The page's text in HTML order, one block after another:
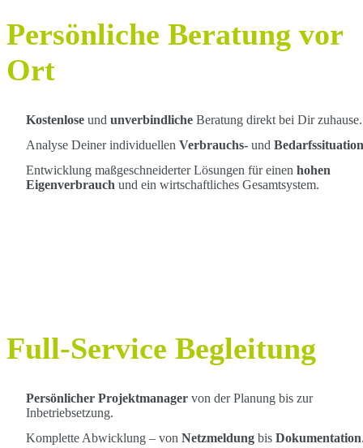
Persönliche Beratung vor
Ort
Kostenlose und unverbindliche Beratung direkt bei Dir zuhause.
Analyse Deiner individuellen Verbrauchs- und
Entwicklung maßgeschneiderter Lösungen für einen hohen
Eigenverbrauch und ein wirtschaftliches Gesamtsystem.
Full-Service Begleitung
Persönlicher Projektmanager von der Planung bis zur
Inbetriebsetzung.
Komplette Abwicklung – von Netzmeldung bis Dokumentation